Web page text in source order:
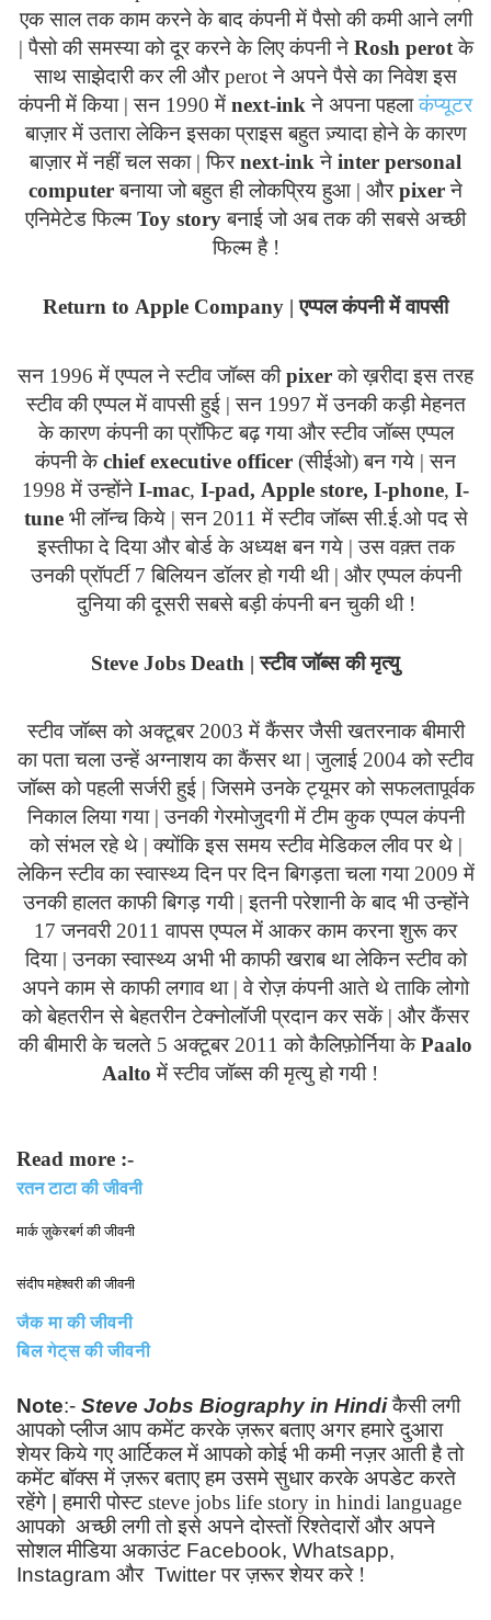
एक साल तक काम करने के बाद कंपनी में पैसो की कमी आने लगी
| पैसो की समस्या को दूर करने के लिए कंपनी ने Rosh perotके
साथ साझेदारी कर ली औरperotने अपने पैसे का निवेश इस
कंपनी में किया | सन 1990 में next-inkने अपना पहलाकंप्यूटर
बाज़ार में उतारा लेकिन इसका प्राइस बहुत ज़्यादा होने के कारण
बाज़ार में नहीं चल सका | फिरnext-inkने inter personal
computerबनाया जो बहुत ही लोकप्रिय हुआ | औरpixerने
एनिमेटेड फिल्म Toy storyबनाई जो अब तक की सबसे अच्छी
फिल्म है !
Return to Apple Company | एप्पल कंपनी में वापसी
सन 1996 में एप्पल ने स्टीव जॉब्स कीpixerको ख़रीदा इस तरह
स्टीव की एप्पल में वापसी हुई | सन 1997 में उनकी कड़ी मेहनत
के कारण कंपनी का प्रॉफिट बढ़ गया और स्टीव जॉब्स एप्पल
कंपनी केchief executive officer (सीईओ) बन गये | सन
1998 में उन्होंने I-mac, I-pad, Apple store, I-phone, I-
tuneभी लॉन्च किये | सन 2011 में स्टीव जॉब्स सी.ई.ओ पद से
इस्तीफा दे दिया और बोर्ड के अध्यक्ष बन गये | उस वक़्त तक
उनकी प्रॉपर्टी 7 बिलियन डॉलर हो गयी थी | और एप्पल कंपनी
दुनिया की दूसरी सबसे बड़ी कंपनी बन चुकी थी !
Steve Jobs Death | स्टीव जॉब्स की मृत्यु
स्टीव जॉब्स को अक्टूबर 2003 में कैंसर जैसी खतरनाक बीमारी
का पता चला उन्हें अग्नाशय का कैंसर था | जुलाई 2004 को स्टीव
जॉब्स को पहली सर्जरी हुई | जिसमे उनके ट्यूमर को सफलतापूर्वक
निकाल लिया गया | उनकी गेरमोजुदगी में टीम कुक एप्पल कंपनी
को संभल रहे थे | क्योंकि इस समय स्टीव मेडिकल लीव पर थे |
लेकिन स्टीव का स्वास्थ्य दिन पर दिन बिगड़ता चला गया 2009 में
उनकी हालत काफी बिगड़ गयी | इतनी परेशानी के बाद भी उन्होंने
17 जनवरी 2011 वापस एप्पल में आकर काम करना शुरू कर
दिया | उनका स्वास्थ्य अभी भी काफी खराब था लेकिन स्टीव को
अपने काम से काफी लगाव था | वे रोज़ कंपनी आते थे ताकि लोगो
को बेहतरीन से बेहतरीन टेक्नोलॉजी प्रदान कर सकें | और कैंसर
की बीमारी के चलते 5 अक्टूबर 2011 को कैलिफ़ोर्निया केPaalo
Aalto में स्टीव जॉब्स की मृत्यु हो गयी !
Read more :-
रतन टाटाकी जीवनी
मार्क ज़ुकेरबर्ग की जीवनी
संदीप महेश्वरी की जीवनी
जैक मा की जीवनी
बिल गेट्स की जीवनी
Note:- Steve Jobs Biography in Hindi कैसी लगी
आपको प्लीज आप कमेंट करके ज़रूर बताए अगर हमारे दुआरा
शेयर किये गए आर्टिकल में आपको कोई भी कमी नज़र आती है तो
कमेंट बॉक्स में ज़रूर बताए हम उसमे सुधार करके अपडेट करते
रहेंगे
|हमारी पोस्ट steve jobs life story in hindi language
आपको अच्छी लगी तो इसे अपने दोस्तों रिश्तेदारों और अपने
सोशल मीडिया अकाउंट Facebook, Whatsapp,
Instagram औरTwitterपर ज़रूर शेयर करे !